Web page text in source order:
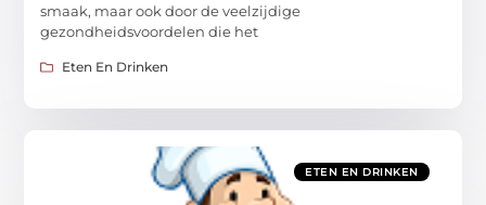
smaak, maar ook door de veelzijdige
gezondheidsvoordelen die het
Eten En Drinken
ETEN EN DRINKEN